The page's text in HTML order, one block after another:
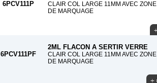
6PCV111P
CLAIR COL LARGE 11MM AVEC ZONE
DE MARQUAGE
6PCV111PF
2ML FLACON A SERTIR VERRE
CLAIR COL LARGE 11MM AVEC ZONE
DE MARQUAGE